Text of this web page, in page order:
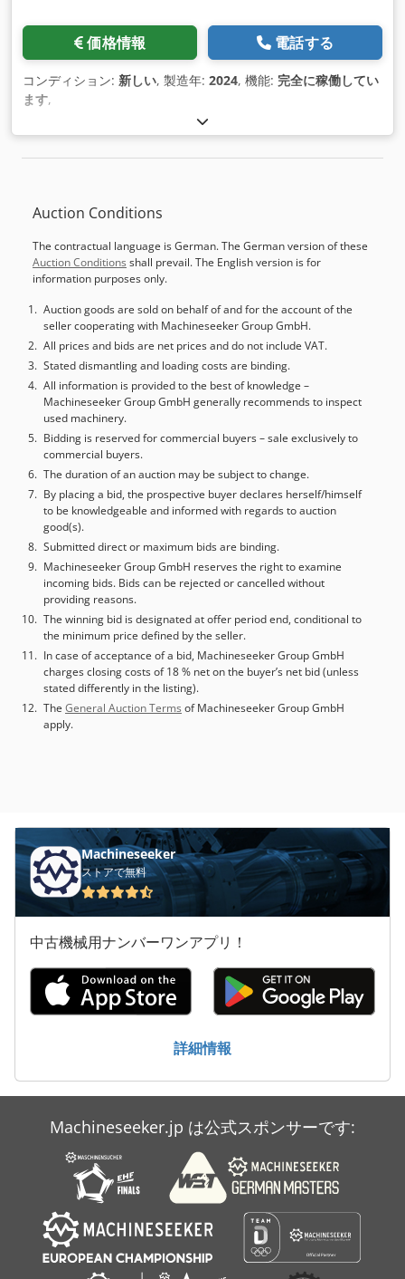
価格情報 電話する
コンディション: 新しい, 製造年: 2024, 機能: 完全に稼働してい
ます,
Auction Conditions
The contractual language is German. The German version of these
Auction Conditions shall prevail. The English version is for
information purposes only.
Auction goods are sold on behalf of and for the account of the
seller cooperating with Machineseeker Group GmbH.
All prices and bids are net prices and do not include VAT.
Stated dismantling and loading costs are binding.
All information is provided to the best of knowledge –
Machineseeker Group GmbH generally recommends to inspect
used machinery.
Bidding is reserved for commercial buyers – sale exclusively to
commercial buyers.
The duration of an auction may be subject to change.
By placing a bid, the prospective buyer declares herself/himself
to be knowledgeable and informed with regards to auction
good(s).
Submitted direct or maximum bids are binding.
Machineseeker Group GmbH reserves the right to examine
incoming bids. Bids can be rejected or cancelled without
providing reasons.
The winning bid is designated at offer period end, conditional to
the minimum price defined by the seller.
In case of acceptance of a bid, Machineseeker Group GmbH
charges closing costs of 18 % net on the buyer’s net bid (unless
stated differently in the listing).
The General Auction Terms of Machineseeker Group GmbH
apply.
Machineseeker
ストアで無料
中古機械用ナンバーワンアプリ！
詳細情報
Machineseeker.jp は公式スポンサーです: